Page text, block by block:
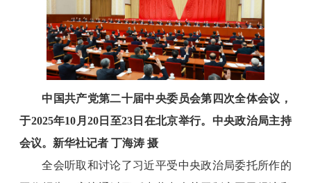
中国共产党第二十届中央委员会第四次全体会议，
于2025年10月20日至23日在北京举行。中央政治局主持
会议。新华社记者 丁海涛 摄
全会听取和讨论了习近平受中央政治局委托所作的